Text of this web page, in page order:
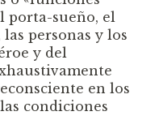
porta-sueño, el
personas y los
y del
en los
condiciones